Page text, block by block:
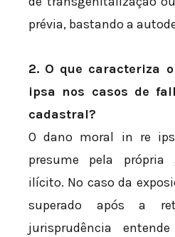
prévia, bastando a
2. O que caracteriza
ipsa nos casos de
cadastral?
O dano moral in re
presume pela
ilícito. No caso da
superado após a
jurisprudência